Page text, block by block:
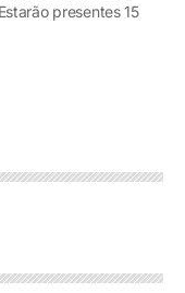
presentes 15